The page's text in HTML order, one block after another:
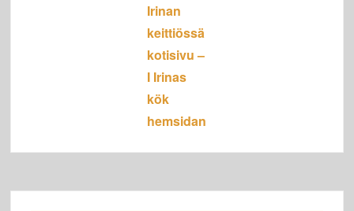
Irinan
keittiössä
kotisivu –
I Irinas
kök
hemsidan